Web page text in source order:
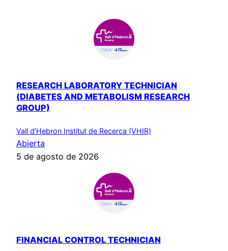
RESEARCH LABORATORY TECHNICIAN
(DIABETES AND METABOLISM RESEARCH
GROUP)
Vall d’Hebron Institut de Recerca (VHIR)
Abierta
5 de agosto de 2026
FINANCIAL CONTROL TECHNICIAN